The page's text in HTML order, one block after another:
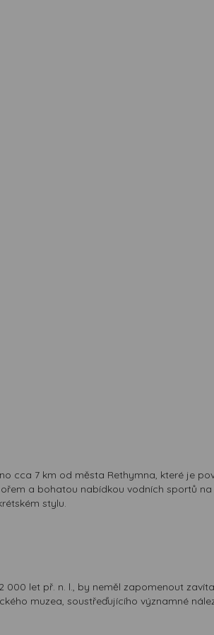
cca 7 km od města Rethymna, které je
a bohatou nabídkou vodních sportů
stylu.
let př. n. l., by neměl zapomenout
muzea, soustřeďujícího významné